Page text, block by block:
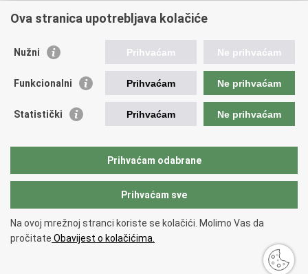
Besplatni telefoni javne uprave
Važne poveznice
Vlada Republike Hrvatske
Savjet za nacionalne manjine
Okvirna konvencija za zaštitu nacionalnih manjina
Ured zastupnika RH pred Eur.sudom za ljudska prava
Copyright © 2026 Ured za ljudska prava i prava nacionalnih manjina.
Uvjeti korištenja.
Ova stranica upotrebljava kolačiće
Nužni Prihvaćam Ne prihvaćam
Funkcionalni Prihvaćam Ne prihvaćam
Statistički Prihvaćam Ne prihvaćam
Prihvaćam odabrane
Prihvaćam sve
Na ovoj mrežnoj stranci koriste se kolačići. Molimo Vas da
pročitate Obavijest o kolačićima.